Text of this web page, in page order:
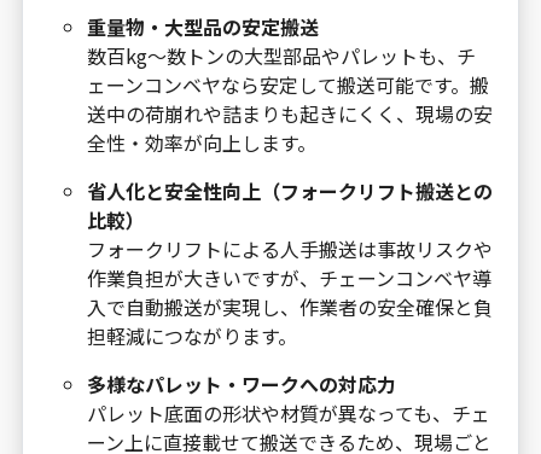
重量物・大型品の安定搬送
数百kg～数トンの大型部品やパレットも、チ
ェーンコンベヤなら安定して搬送可能です。搬
送中の荷崩れや詰まりも起きにくく、現場の安
全性・効率が向上します。
省人化と安全性向上（フォークリフト搬送との
比較）
フォークリフトによる人手搬送は事故リスクや
作業負担が大きいですが、チェーンコンベヤ導
入で自動搬送が実現し、作業者の安全確保と負
担軽減につながります。
多様なパレット・ワークへの対応力
パレット底面の形状や材質が異なっても、チェ
ーン上に直接載せて搬送できるため、現場ごと